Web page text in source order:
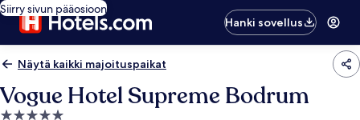
Siirry sivun pääosioon
Hanki sovellus
Näytä kaikki majoituspaikat
Vogue Hotel Supreme Bodrum
5.0